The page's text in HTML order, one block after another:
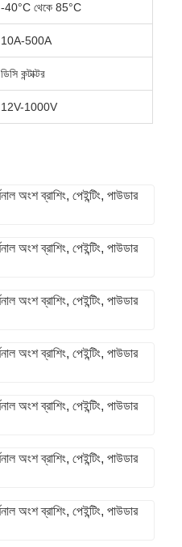
-40°C থেকে 85°C
10A-500A
ডিসি কন্টাক্টর
12V-1000V